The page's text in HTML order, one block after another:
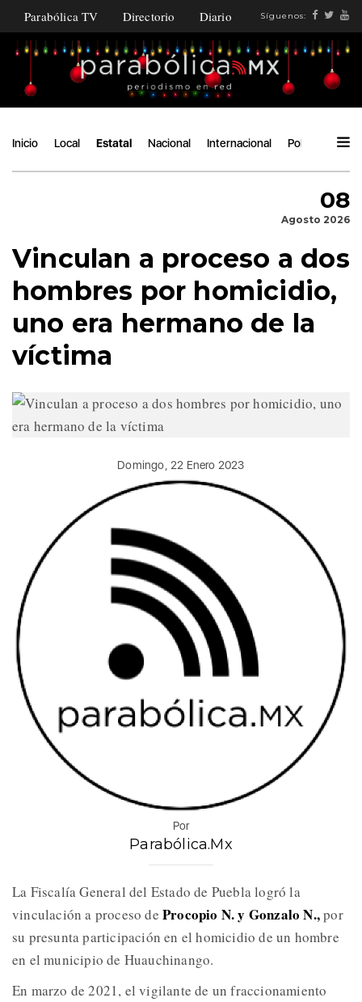
Parabólica TV Directorio Diario Síguenos:
Inicio Local Estatal Nacional Internacional Política
08
Agosto 2026
Vinculan a proceso a dos
hombres por homicidio,
uno era hermano de la
víctima
Domingo, 22 Enero 2023
Por
Parabólica.Mx
La Fiscalía General del Estado de Puebla logró la
vinculación a proceso de Procopio N. y Gonzalo N.,por
su presunta participación en el homicidio de un hombre
en el municipio de Huauchinango.
En marzo de 2021, el vigilante de un fraccionamiento